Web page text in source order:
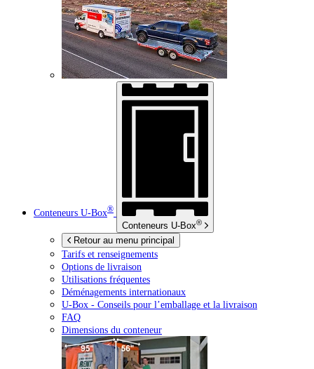
Conteneurs U-Box®
Conteneurs U-Box®
Retour au menu principal
Tarifs et renseignements
Options de livraison
Utilisations fréquentes
Déménagements internationaux
U-Box - Conseils pour l’emballage et la livraison
FAQ
Dimensions du conteneur